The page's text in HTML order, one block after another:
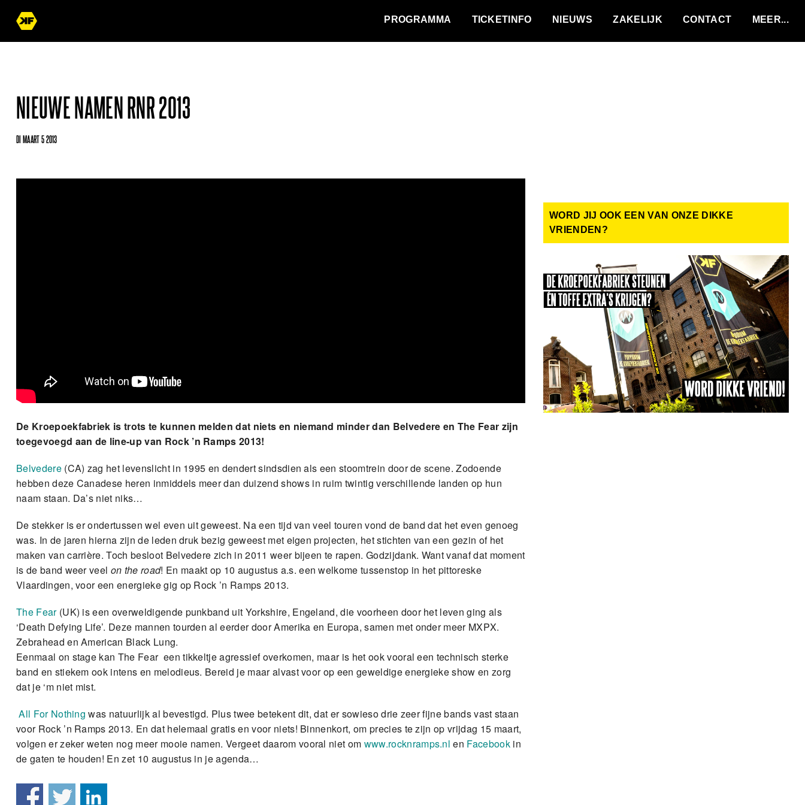
PROGRAMMA TICKETINFO NIEUWS ZAKELIJK CONTACT
NIEUWE NAMEN RNR 2013
DI MAART 5 2013
De Kroepoekfabriek is trots te kunnen melden dat niets en niemand minder dan Belvedere en The Fear zijn
toegevoegd aan de line-up van Rock ’n Ramps 2013!
Belvedere(CA) zag het levenslicht in 1995 en dendert sindsdien als een stoomtrein door de scene. Zodoende
hebben deze Canadese heren inmiddels meer dan duizend shows in ruim twintig verschillende landen op hun
naam staan. Da’s niet niks…
De stekker is er ondertussen wel even uit geweest. Na een tijd van veel touren vond de band dat het even genoeg
was. In de jaren hierna zijn de leden druk bezig geweest met eigen projecten, het stichten van een gezin of het
maken van carrière. Toch besloot Belvedere zich in 2011 weer bijeen te rapen. Godzijdank. Want vanaf dat moment
is de band weer veel on the road! En maakt op 10 augustus a.s. een welkome tussenstop in het pittoreske
Vlaardingen, voor een energieke gig op Rock ’n Ramps 2013.
The Fear(UK) is een overweldigende punkband uit Yorkshire, Engeland, die voorheen door het leven ging als
‘Death Defying Life’. Deze mannen tourden al eerder door Amerika en Europa, samen met onder meer MXPX.
Zebrahead en American Black Lung.
Eenmaal on stage kan The Fear een tikkeltje agressief overkomen, maar is het ook vooral een technisch sterke
band en stiekem ook intens en melodieus. Bereid je maar alvast voor op een geweldige energieke show en zorg
dat je ‘m niet mist.
All For Nothing was natuurlijk al bevestigd. Plus twee betekent dit, dat er sowieso drie zeer fijne bands vast staan
voor Rock ’n Ramps 2013. En dat helemaal gratis en voor niets! Binnenkort, om precies te zijn op vrijdag 15 maart,
volgen er zeker weten nog meer mooie namen. Vergeet daarom vooral niet om www.rocknramps.nl en Facebookin
de gaten te houden! En zet 10 augustus in je agenda…
WORD JIJ OOK EEN VAN ONZE DIKKE
VRIENDEN?